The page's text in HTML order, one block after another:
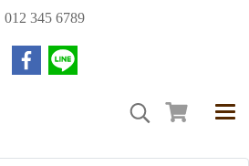
012 345 6789